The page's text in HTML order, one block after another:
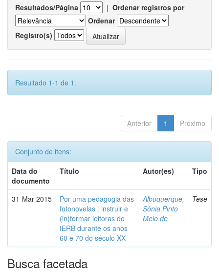
Resultados/Página | Ordenar registros por
Ordenar
Registro(s)
Resultado 1-1 de 1.
Anterior 1 Próximo
Conjunto de itens:
Data do
documento
Título Autor(es) Tipo
31-Mar-2015
Por uma pedagogia das
fotonovelas : instruir e
(in)formar leitoras do
IERB durante os anos
60 e 70 do século XX
Albuquerque,
Sônia Pinto
Melo de
Tese
Busca facetada